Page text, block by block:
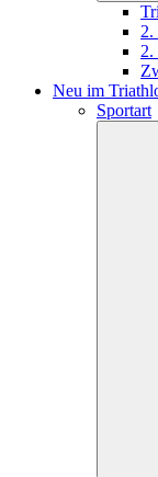
2.
2.
Neu im
Sportart